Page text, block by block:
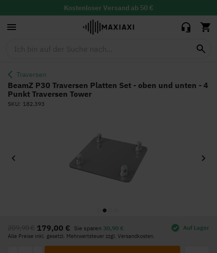
Kostenloser Versand ab 50 €
30 Tage Widerrufsrecht mitkostenloserRücksendung
Tiefstpreisgarantie
Traversen
oben und 179,00 €
209,90 €
BeamZ P30 Traversen Platten Set - oben und unten - 4
Punkt Traversen Tower
SKU 182.393
179,00 €
209,90 € Sie sparen 30,90 €
Alle Preise inkl. gesetzl. Mehrwertsteuer zzgl. Versandkosten.
Auf Lager
Bildgalerie
der
Bildgalerie